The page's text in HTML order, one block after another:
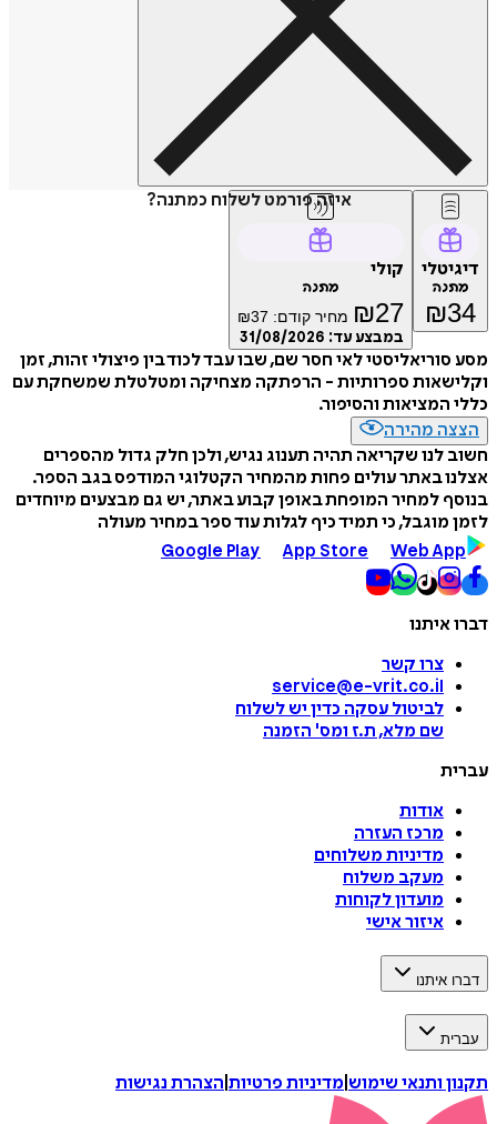
איזה פורמט לשלוח כמתנה?
דיגיטלי
מתנה
₪34
קולי
מתנה
₪27 מחיר קודם: ₪37
במבצע עד: 31/08/2026
מסע סוריאליסטי לאי חסר שם, שבו עבד לכוד בין פיצולי זהות, זמן
וקלישאות ספרותיות - הרפתקה מצחיקה ומטלטלת שמשחקת עם
כללי המציאות והסיפור.
הצצה מהירה
חשוב לנו שקריאה תהיה תענוג נגיש, ולכן חלק גדול מהספרים
אצלנו באתר עולים פחות מהמחיר הקטלוגי המודפס בגב הספר.
בנוסף למחיר המופחת באופן קבוע באתר, יש גם מבצעים מיוחדים
לזמן מוגבל, כי תמיד כיף לגלות עוד ספר במחיר מעולה
Google Play
App Store Web App
דברו איתנו
צרו קשר
service@e-vrit.co.il
לביטול עסקה כדין יש לשלוח
שם מלא, ת.ז ומס' הזמנה
עברית
אודות
מרכז העזרה
מדיניות משלוחים
מעקב משלוח
מועדון לקוחות
איזור אישי
דברו איתנו
עברית
תקנון ותנאי שימוש מדיניות פרטיות הצהרת נגישות